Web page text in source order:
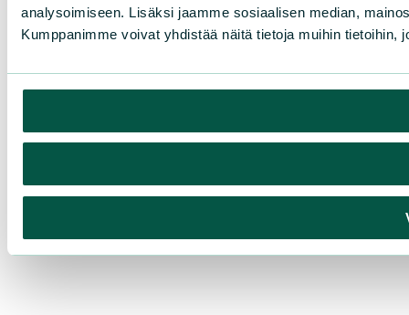
analysoimiseen. Lisäksi jaamme sosiaalisen median,
Kumppanimme voivat yhdistää näitä tietoja muihin tietoihin,